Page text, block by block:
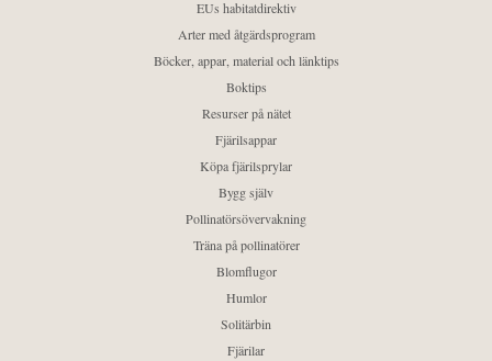
EUs habitatdirektiv
Arter med åtgärdsprogram
Böcker, appar, material och länktips
Boktips
Resurser på nätet
Fjärilsappar
Köpa fjärilsprylar
Bygg själv
Pollinatörsövervakning
Träna på pollinatörer
Blomflugor
Humlor
Solitärbin
Fjärilar